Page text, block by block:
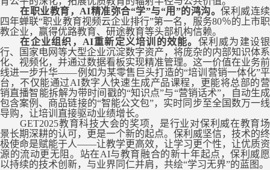
在职业教育， AI精准弥合“学”与“用”的鸿沟。保利威连续
四年蝉联“职业教育视频云企业排行”第一名，服务80％的上市职
教企业， 赢得优路教育、研途教育等头部机构信赖。
在企业组织， AI重新定义培训的效能。 保利威为建设银
行、国家电网等大型企业沉淀数字资产，将庞杂的内部知识体系
化、视频化，并通过数据看板实现精准管理。这一价值在业务前
线进一步升华——例如为某零售巨头打造的“培训营销一体化”平
台， 不仅能通过AI数字人快速生成产品课程，更能将总部的营
销直播智能拆解为带时间戳的“知识点”与“营销话术”，自动生成
包含案例、商品链接的“智能公文包”，实时同步至全国数万一线
导购， 让培训直接驱动业绩增长。
GET2025教育科技大会的奖项，是行业对保利威在教育场
景长期深耕的认可，更是一个新的起点。 保利威坚信，技术的终
极使命是赋能于人——让教学更高效，让学习更个性，让优质资
源的流动更无阻。站在AI与教育融合的新十年起点，保利威愿
以持续的技术创新，与业界同仁并肩， 共绘“学习无界”的蓝图。